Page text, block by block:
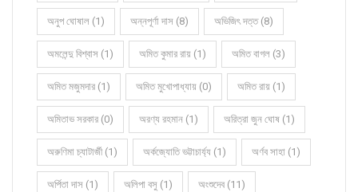
অনুপ ঘোষাল (1) অন্নপূর্ণা দাস (8) অভিজিৎ দত্ত (8)
অমলেন্দু বিশ্বাস (1) অমিত কুমার রায় (1) অমিত বাগল (3)
অমিত মজুমদার (1) অমিত মুখোপাধ্যায় (0) অমিত রায় (1)
অমিতাভ সরকার (0) অরণ্য রহমান (1) অরিত্রা জুন ঘোষ (1)
অরুণিমা চ্যাটার্জী (1) অর্কজ্যোতি ভট্টাচার্য্য (1) অর্ণব সাহা (1)
অর্পিতা দাস (1) অলিপা বসু (1) অংশুদেব (11)